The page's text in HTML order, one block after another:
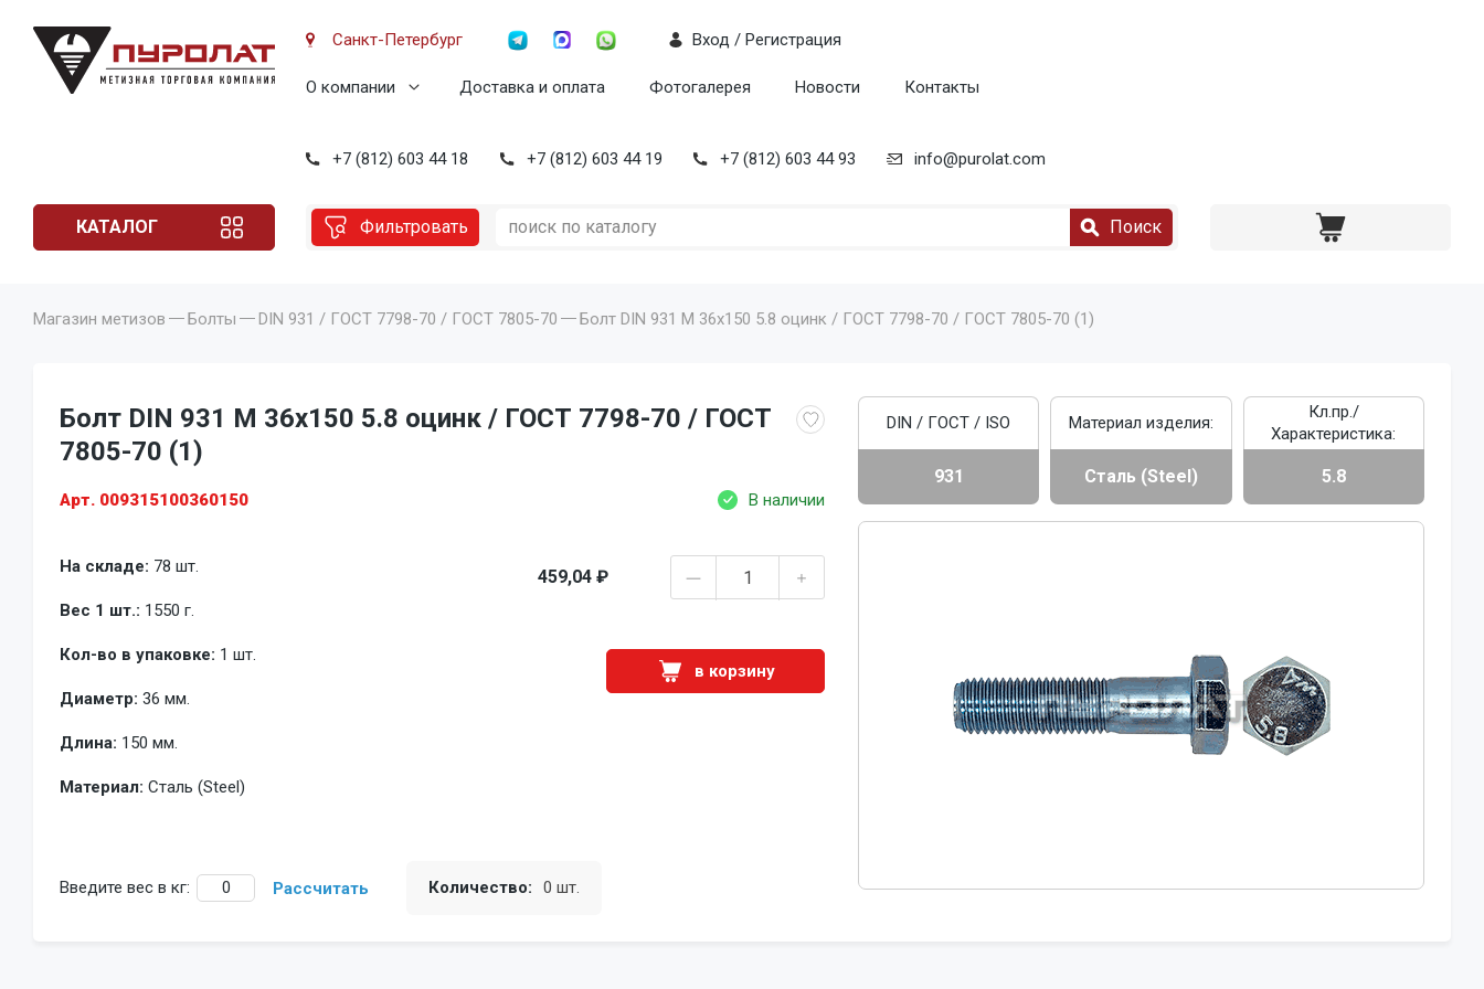
Санкт-Петербург
О компании Доставка и оплата Фотогалерея Новости Контакты
Вход / Регистрация
+7 (812) 603 44 18 +7 (812) 603 44 19 +7 (812) 603 44 93 info@purolat.com
КАТАЛОГ Фильтровать Поиск
Магазин метизов Болты DIN 931 / ГОСТ 7798-70 / ГОСТ 7805-70 Болт DIN 931 M 36x150 5.8 оцинк / ГОСТ 7798-70 / ГОСТ 7805-70 (1)
Болт DIN 931 M 36x150 5.8 оцинк / ГОСТ 7798-70 / ГОСТ
7805-70 (1)
Арт. 009315100360150 В наличии
На складе: 78 шт.
Вес 1 шт.: 1550 г.
Кол-во в упаковке: 1 шт.
Диаметр: 36 мм.
Длина: 150 мм.
Материал: Сталь (Steel)
459,04 ₽
в корзину
Введите вес в кг: Рассчитать Количество: 0 шт.
DIN / ГОСТ / ISO
931
Материал изделия:
Сталь (Steel)
Кл.пр./
Характеристика:
5.8